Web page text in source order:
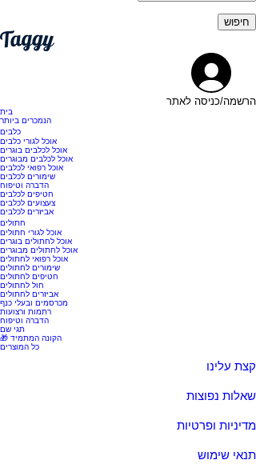
הרשמה/כניסה לאתר
בית
הנמכרים ביותר
כלבים
אוכל לגורי כלבים
אוכל לכלבים בוגרים
אוכל לכלבים מבוגרים
אוכל רפואי לכלבים
שימורים לכלבים
הדברה וטיפוח
חטיפים לכלבים
צעצועים לכלבים
אביזרים לכלבים
חתולים
אוכל לגורי חתולים
אוכל לחתולים בוגרים
אוכל לחתולים מבוגרים
אוכל רפואי לחתולים
שימורים לחתולים
חטיפים לחתולים
חול לחתולים
אביזרים לחתולים
מכרסמים ובעלי כנף
רתמות ורצועות
הדברה וטיפוח
תגי שם
🎁 הקונה המתמיד
כל המוצרים
קצת עלינו
שאלות נפוצות
מדיניות ופרטיות
תנאי שימוש